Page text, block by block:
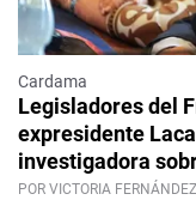
Cardama
Legisladores del
expresidente
investigadora
POR VICTORIA FERNÁNDEZ